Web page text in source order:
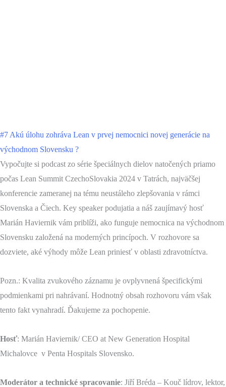
#7 Akú úlohu zohráva Lean v prvej nemocnici novej generácie na
východnom Slovensku ?
Vypočujte si podcast zo série špeciálnych dielov natočených priamo
počas Lean Summit CzechoSlovakia 2024 v Tatrách, najväčšej
konferencie zameranej na tému neustáleho zlepšovania v rámci
Slovenska a Čiech. Key speaker podujatia a náš zaujímavý hosť
Marián Haviernik vám priblíži, ako funguje nemocnica na východnom
Slovensku založená na moderných princípoch. V rozhovore sa
dozviete, aké výhody môže Lean priniesť v oblasti zdravotníctva.
Pozn.: Kvalita zvukového záznamu je ovplyvnená špecifickými
podmienkami pri nahrávaní. Hodnotný obsah rozhovoru vám však
tento fakt vynahradí. Ďakujeme za pochopenie.
Hosť: Marián Haviernik/ CEO at New Generation Hospital
Michalovce v Penta Hospitals Slovensko.
Moderátor a technické spracovanie: Jiří Bréda – Kouč lídrov, lektor,